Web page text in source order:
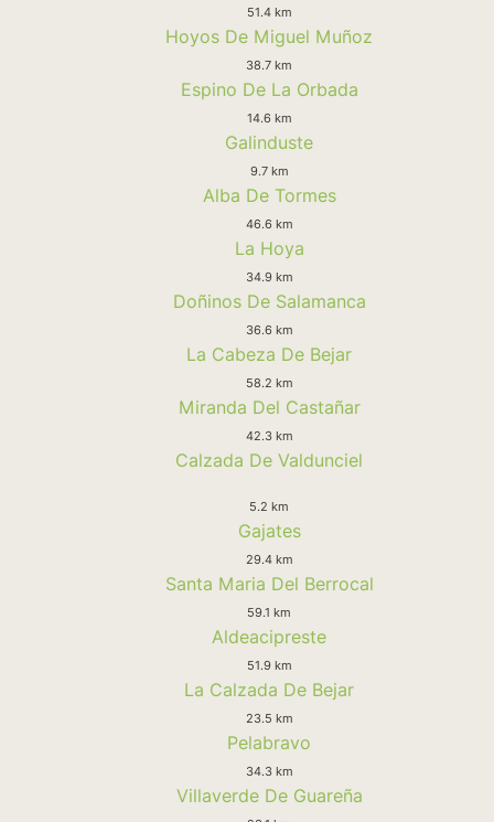
51.4 km
Hoyos De Miguel Muñoz
38.7 km
Espino De La Orbada
14.6 km
Galinduste
9.7 km
Alba De Tormes
46.6 km
La Hoya
34.9 km
Doñinos De Salamanca
36.6 km
La Cabeza De Bejar
58.2 km
Miranda Del Castañar
42.3 km
Calzada De Valdunciel
5.2 km
Gajates
29.4 km
Santa Maria Del Berrocal
59.1 km
Aldeacipreste
51.9 km
La Calzada De Bejar
23.5 km
Pelabravo
34.3 km
Villaverde De Guareña